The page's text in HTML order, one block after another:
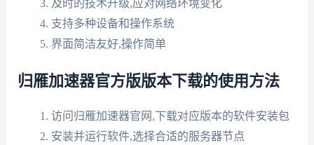
及时的技术升级,应对网络环境变化
支持多种设备和操作系统
界面简洁友好,操作简单
归雁加速器官方版版本下载的使用方法
访问归雁加速器官网,下载对应版本的软件安装包
安装并运行软件,选择合适的服务器节点